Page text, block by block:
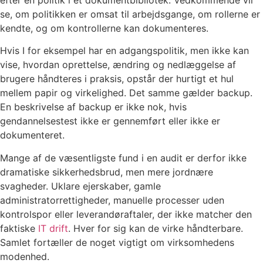
se, om politikken er omsat til arbejdsgange, om rollerne er
kendte, og om kontrollerne kan dokumenteres.
Hvis I for eksempel har en adgangspolitik, men ikke kan
vise, hvordan oprettelse, ændring og nedlæggelse af
brugere håndteres i praksis, opstår der hurtigt et hul
mellem papir og virkelighed. Det samme gælder backup.
En beskrivelse af backup er ikke nok, hvis
gendannelsestest ikke er gennemført eller ikke er
dokumenteret.
Mange af de væsentligste fund i en audit er derfor ikke
dramatiske sikkerhedsbrud, men mere jordnære
svagheder. Uklare ejerskaber, gamle
administratorrettigheder, manuelle processer uden
kontrolspor eller leverandøraftaler, der ikke matcher den
faktiske IT drift. Hver for sig kan de virke håndterbare.
Samlet fortæller de noget vigtigt om virksomhedens
modenhed.